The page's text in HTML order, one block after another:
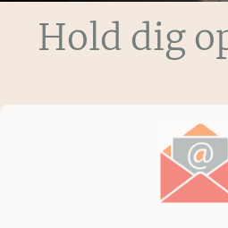
Hold dig